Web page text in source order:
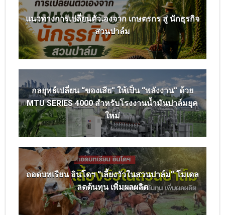
แนวทางการเปลี่ยนตัวเองจาก เกษตรกร สู่ นักธุรกิจ
สวนปาล์ม
กลยุทธ์เปลี่ยน “ของเสีย” ให้เป็น “พลังงาน” ด้วย
MTU SERIES 4000 สำหรับโรงงานน้ำมันปาล์มยุค
ใหม่
ถอดบทเรียน อินโดฯ “เลี้ยงวัวในสวนปาล์ม” โมเดล
ลดต้นทุน เพิ่มผลผลิต